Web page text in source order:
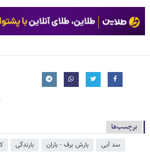
برچسب‌ها
سد آبی بارش برف - باران بارندگی